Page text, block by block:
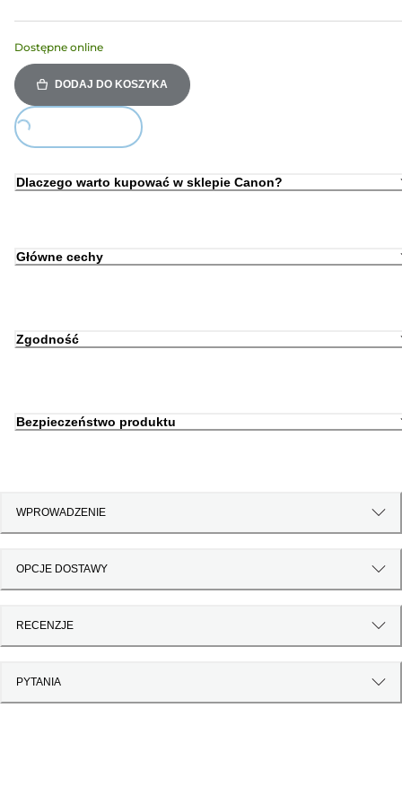
Dostępne online
DODAJ DO KOSZYKA
Loading...
Dlaczego warto kupować w sklepie Canon?
Główne cechy
Zgodność
Bezpieczeństwo produktu
WPROWADZENIE
OPCJE DOSTAWY
RECENZJE
PYTANIA